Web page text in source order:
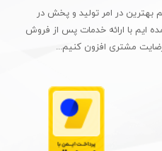
بهترین در امر تولید و پخش در
ایم با ارائه خدمات پس از فروش
مشتری افزون کنیم...​​​​​​​